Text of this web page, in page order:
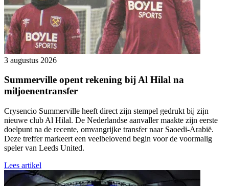
3 augustus 2026
Summerville opent rekening bij Al Hilal na
miljoenentransfer
Crysencio Summerville heeft direct zijn stempel gedrukt bij zijn
nieuwe club Al Hilal. De Nederlandse aanvaller maakte zijn eerste
doelpunt na de recente, omvangrijke transfer naar Saoedi-Arabië.
Deze treffer markeert een veelbelovend begin voor de voormalig
speler van Leeds United.
Lees artikel